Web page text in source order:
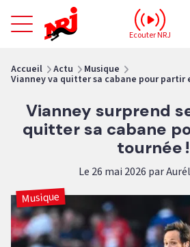
NRJ - Accueil
Ecouter NRJ
Accueil Actu Musique
Vianney va quitter sa cabane pour partir
Vianney surprend
quitter sa cabane
tournée !
Le 26 mai 2026 par
Musique